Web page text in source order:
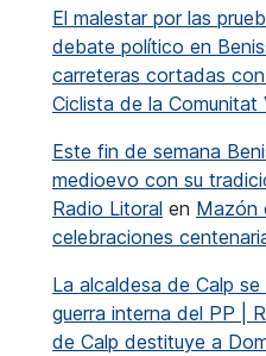
El malestar por las
debate político en
carreteras cortadas
Ciclista de la Comunitat
Este fin de semana
medioevo con su
Radio Litoral en Mazón
celebraciones
La alcaldesa de Calp
guerra interna del PP |
de Calp destituye a